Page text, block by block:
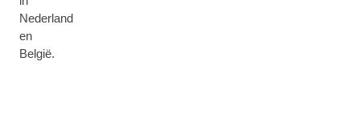
Nederland
en
België.